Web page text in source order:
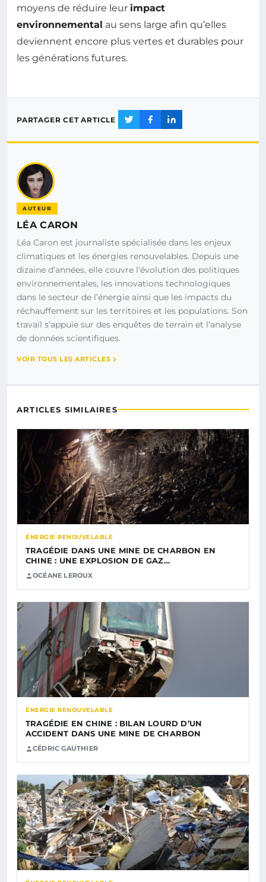
moyens de réduire leur impact
environnemental au sens large afin qu’elles
deviennent encore plus vertes et durables pour
les générations futures.
PARTAGER CET ARTICLE
AUTEUR
LÉA CARON
Léa Caron est journaliste spécialisée dans les enjeux
climatiques et les énergies renouvelables. Depuis une
dizaine d’années, elle couvre l’évolution des politiques
environnementales, les innovations technologiques
dans le secteur de l’énergie ainsi que les impacts du
réchauffement sur les territoires et les populations. Son
travail s’appuie sur des enquêtes de terrain et l’analyse
de données scientifiques.
VOIR TOUS LES ARTICLES
ARTICLES SIMILAIRES
ÉNERGIE RENOUVELABLE
TRAGÉDIE DANS UNE MINE DE CHARBON EN
CHINE : UNE EXPLOSION DE GAZ…
OCÉANE LEROUX
ÉNERGIE RENOUVELABLE
TRAGÉDIE EN CHINE : BILAN LOURD D’UN
ACCIDENT DANS UNE MINE DE CHARBON
CÉDRIC GAUTHIER